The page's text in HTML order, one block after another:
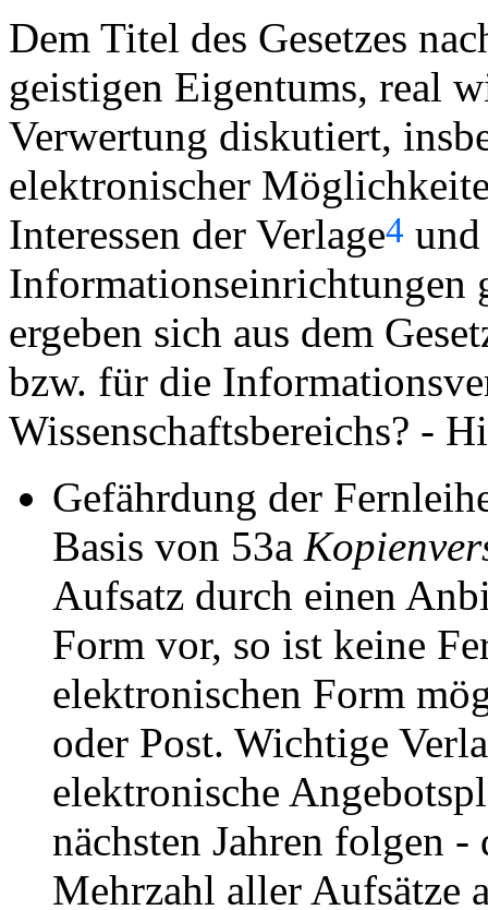
Dem Titel des Gesetzes
geistigen Eigentums, real
Verwertung diskutiert,
elektronischer
Interessen der Verlage4
Informationseinrichtungen
ergeben sich aus dem
bzw. für die
Wissenschaftsbereichs? -
Gefährdung der
Basis von 53a
Aufsatz durch einen
Form vor, so ist keine
elektronischen Form
oder Post. Wichtige
elektronische
nächsten Jahren folgen
Mehrzahl aller Aufsätze